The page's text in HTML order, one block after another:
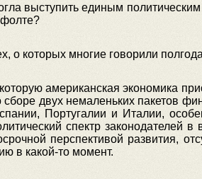
выступить единым
которых многие говорили
американская экономика
двух немаленьких пакетов
Португалии и Италии,
спектр законодателей в
перспективой развития,
в какой-то момент.